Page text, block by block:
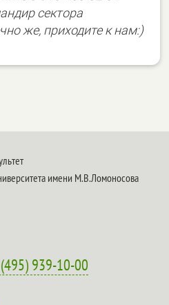
сектора
же, приходите к нам:)
имени М.В.Ломоносова
939-10-00